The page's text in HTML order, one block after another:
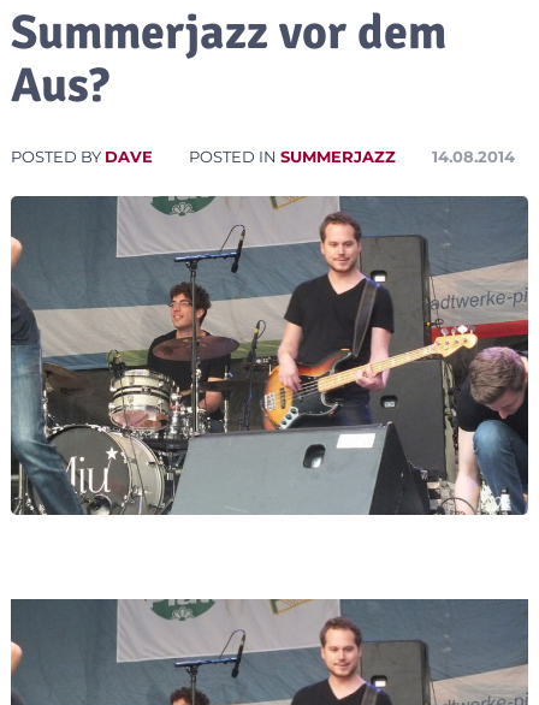
Summerjazz vor dem
Aus?
POSTED BY DAVE POSTED IN SUMMERJAZZ 14.08.2014